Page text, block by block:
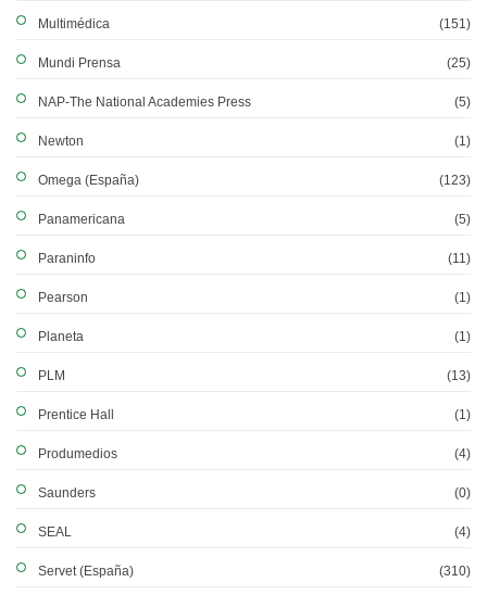
Multimédica (151)
Mundi Prensa (25)
NAP-The National Academies Press (5)
Newton (1)
Omega (España) (123)
Panamericana (5)
Paraninfo (11)
Pearson (1)
Planeta (1)
PLM (13)
Prentice Hall (1)
Produmedios (4)
Saunders (0)
SEAL (4)
Servet (España) (310)